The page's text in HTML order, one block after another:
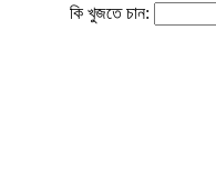
কি খুজতে চান: